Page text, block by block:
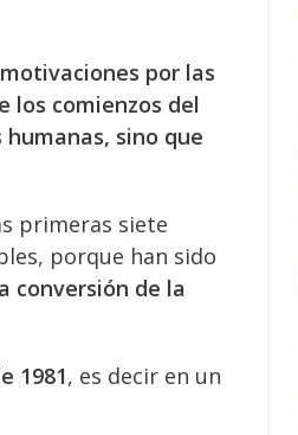
por las
los comienzos del
sino que
primeras siete
porque han sido
conversión de la
1981, es decir en un